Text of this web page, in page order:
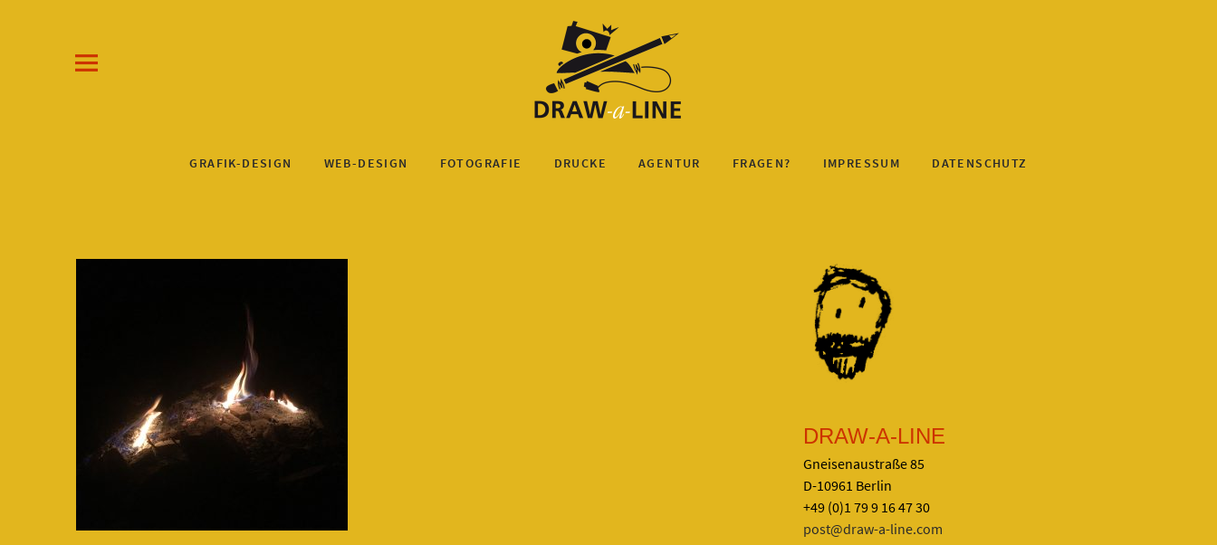
GRAFIK-DESIGN WEB-DESIGN FOTOGRAFIE DRUCKE AGENTUR FRAGEN? IMPRESSUM DATENSCHUTZ
DRAW-A-LINE
Gneisenaustraße 85
D-10961 Berlin
+49 (0)1 79 9 16 47 30
post@draw-a-line.com